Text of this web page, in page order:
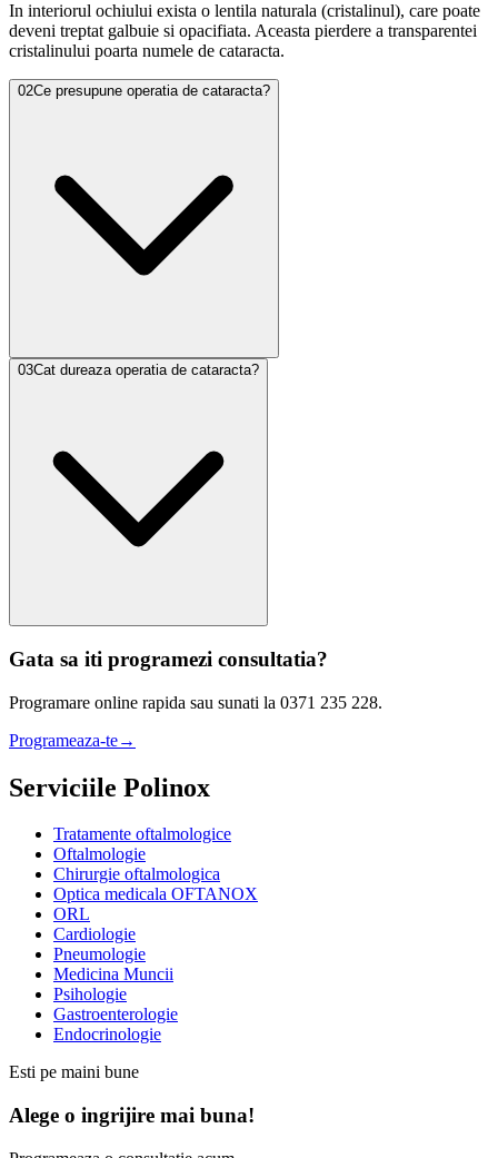
In interiorul ochiului exista o lentila naturala (cristalinul), care poate
deveni treptat galbuie si opacifiata. Aceasta pierdere a transparentei
cristalinului poarta numele de cataracta.
02Ce presupune operatia de cataracta?
03Cat dureaza operatia de cataracta?
Gata sa iti programezi consultatia?
Programare online rapida sau sunati la 0371 235 228.
Programeaza-te→
Serviciile Polinox
Tratamente oftalmologice
Oftalmologie
Chirurgie oftalmologica
Optica medicala OFTANOX
ORL
Cardiologie
Pneumologie
Medicina Muncii
Psihologie
Gastroenterologie
Endocrinologie
Esti pe maini bune
Alege o ingrijire mai buna!